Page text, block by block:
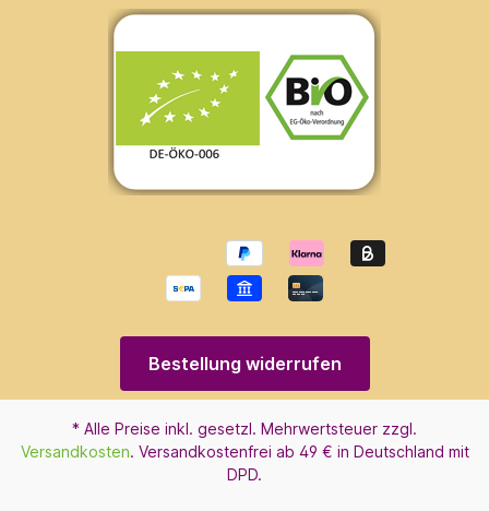
Bestellung widerrufen
* Alle Preise inkl. gesetzl. Mehrwertsteuer zzgl.
Versandkosten. Versandkostenfrei ab 49 € in Deutschland mit
DPD.